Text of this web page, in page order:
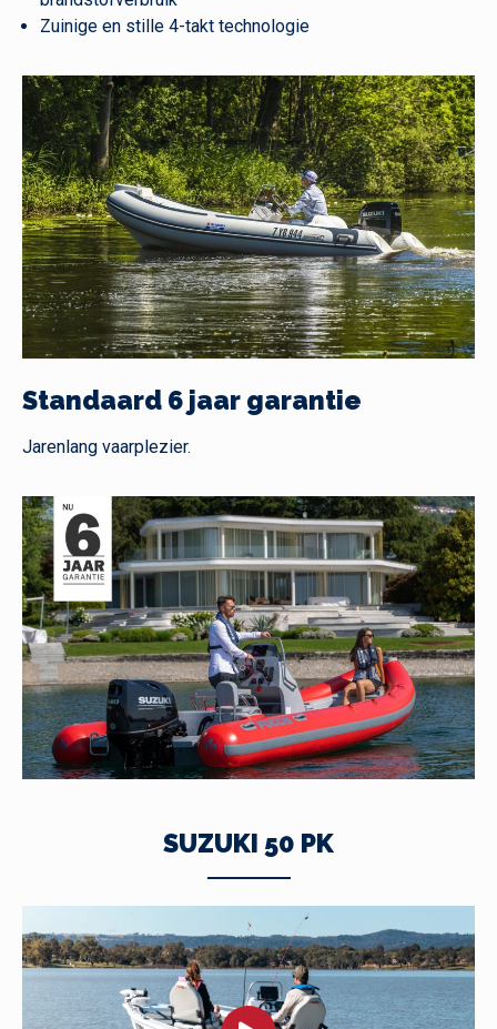
Zuinige en stille 4-takt technologie
Standaard 6 jaar garantie
Jarenlang vaarplezier.
SUZUKI 50 PK